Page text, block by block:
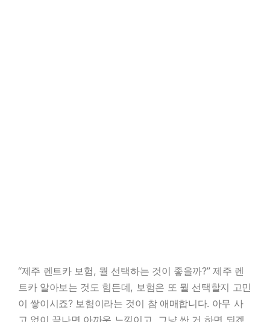
“제주 렌트카 보험, 뭘 선택하는 것이 좋을까?” 제주 렌
트카 알아보는 것도 힘든데, 보험은 또 뭘 선택할지 고민
이 쌓이시죠? 보험이라는 것이 참 애매합니다. 아무 사
고 없이 끝나면 아까운 느낌이고, 그냥 싼 거 하면 되겠